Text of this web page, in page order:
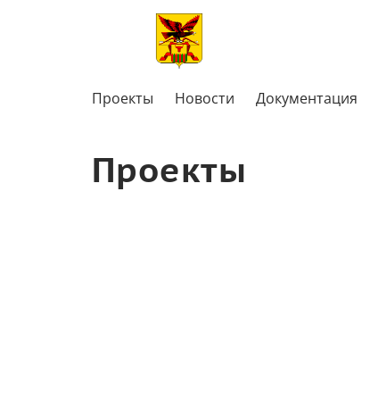
Проекты Новости Документация
Проекты